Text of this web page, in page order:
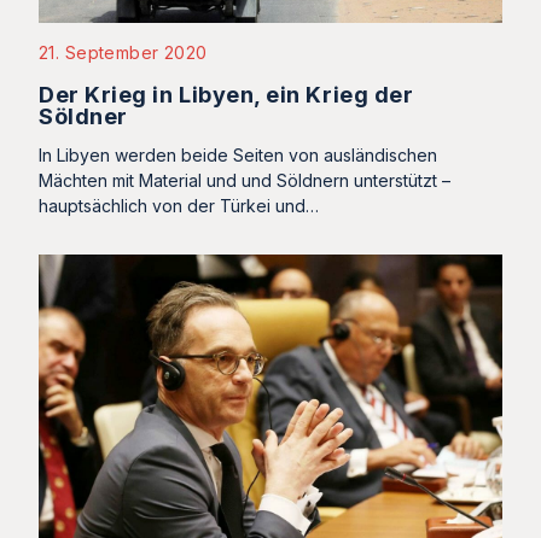
21. September 2020
Der Krieg in Libyen, ein Krieg der
Söldner
In Libyen werden beide Seiten von ausländischen
Mächten mit Material und und Söldnern unterstützt –
hauptsächlich von der Türkei und…